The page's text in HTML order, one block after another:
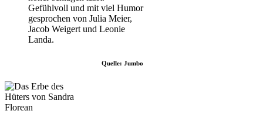
Gefühlvoll und mit viel Humor
gesprochen von Julia Meier,
Jacob Weigert und Leonie
Landa.
Quelle: Jumbo